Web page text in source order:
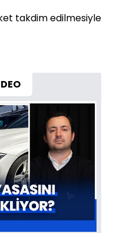
takdim edilmesiyle